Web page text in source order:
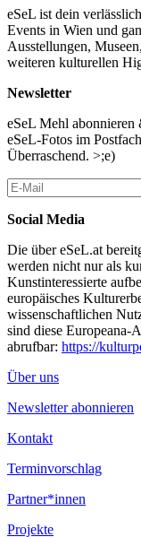
Jeder Tisch wird dabei
Collage, Stillleben und
Die kulinarische
Food-Pop-up ein
Texturen und
und geschmacklich
Rahmenprogramm mit
Beiträgen, die den
sich in den
ZEIT FÜR KOST,
Tisch als Bühne für
Begegnung und
historischen
Pötzleinsdorf.
von Events mit jeweils
eine gemeinsame
angewandter Kunst.
Das
eröffnet heute einen
biedermeierlichen
können
Besucher*innen der
(1996) von Hubert
Lichtkünstlers James
Termine 2026:
eSeL ist dein
Events in Wien und
Ausstellungen,
weiteren kulturellen
Newsletter
eSeL Mehl
eSeL-Fotos im
Überraschend. >;e)
Social Media
Die über eSeL.at
werden nicht nur als
Kunstinteressierte
europäisches
wissenschaftlichen
sind diese Europeana-
abrufbar: https://
Über uns
Newsletter abonnieren
Kontakt
Terminvorschlag
Partner*innen
Projekte